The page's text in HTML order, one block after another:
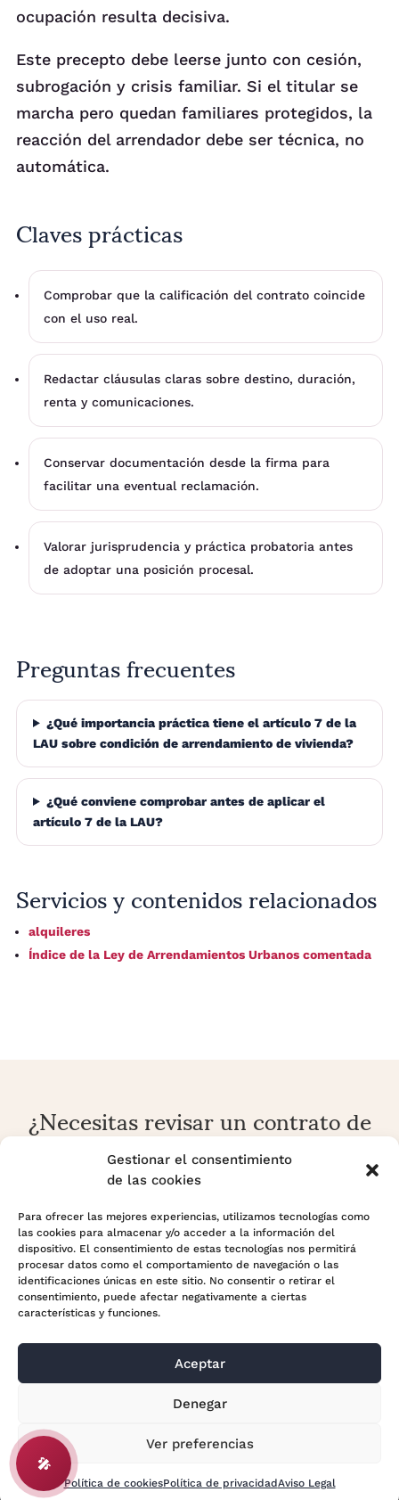
Gestionar el consentimiento
de las cookies
Para ofrecer las mejores experiencias, utilizamos tecnologías como
las cookies para almacenar y/o acceder a la información del
dispositivo. El consentimiento de estas tecnologías nos permitirá
procesar datos como el comportamiento de navegación o las
identificaciones únicas en este sitio. No consentir o retirar el
consentimiento, puede afectar negativamente a ciertas
características y funciones.
Aceptar
Denegar
Ver preferencias
Política de cookiesPolítica de privacidadAviso Legal
ocupación resulta decisiva.
Este precepto debe leerse junto con cesión,
subrogación y crisis familiar. Si el titular se
marcha pero quedan familiares protegidos, la
reacción del arrendador debe ser técnica, no
automática.
Claves prácticas
Comprobar que la calificación del contrato coincide
con el uso real.
Redactar cláusulas claras sobre destino, duración,
renta y comunicaciones.
Conservar documentación desde la firma para
facilitar una eventual reclamación.
Valorar jurisprudencia y práctica probatoria antes
de adoptar una posición procesal.
Preguntas frecuentes
¿Qué importancia práctica tiene el artículo 7 de la
LAU sobre condición de arrendamiento de vivienda?
¿Qué conviene comprobar antes de aplicar el
artículo 7 de la LAU?
Servicios y contenidos relacionados
alquileres
Índice de la Ley de Arrendamientos Urbanos comentada
¿Necesitas revisar un contrato de
alquiler o una reclamación
arrendaticia?
prórrogas, desahucios y conflictos sobre vivienda o local
con enfoque preventivo y estratégico.
Contactar con Adara Legal
Aviso Legal
🎤